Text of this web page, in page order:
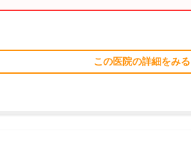
この医院の詳細をみる